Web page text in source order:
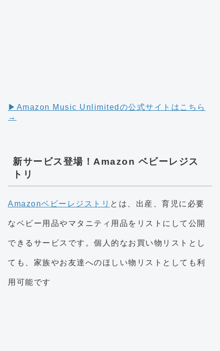
▶︎Amazon Music Unlimitedの公式サイトはこちら
→
新サービス登場！Amazon ベビーレジス
トリ
Amazonベビーレジストリ とは、出産、育児に必要
なベビー用品やマタニティ用品をリストにして公開
できるサービスです。個人的なお買い物リストとし
ても、家族やお友達へのほしい物リストとしても利
用可能です